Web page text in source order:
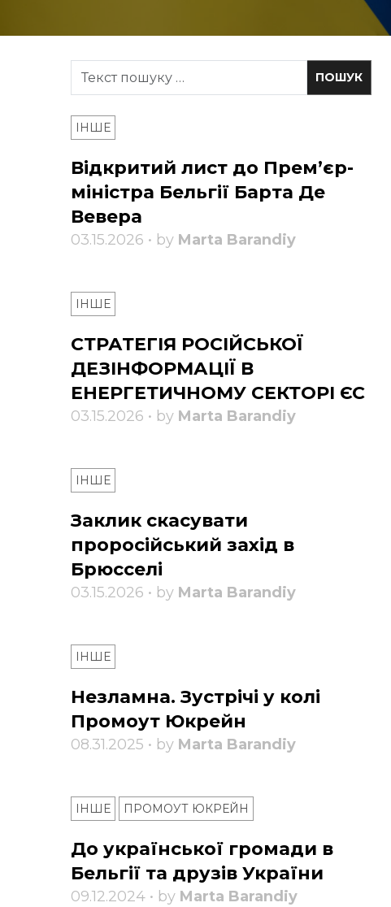
ІНШЕ
Відкритий лист до Прем’єр-
міністра Бельгії Барта Де
Вевера
03.15.2026 • by Marta Barandiy
ІНШЕ
СТРАТЕГІЯ РОСІЙСЬКОЇ
ДЕЗІНФОРМАЦІЇ В
ЕНЕРГЕТИЧНОМУ СЕКТОРІ ЄС
03.15.2026 • by Marta Barandiy
ІНШЕ
Заклик скасувати
проросійський захід в
Брюсселі
03.15.2026 • by Marta Barandiy
ІНШЕ
Незламна. Зустрічі у колі
Промоут Юкрейн
08.31.2025 • by Marta Barandiy
ІНШЕ ПРОМОУТ ЮКРЕЙН
До української громади в
Бельгії та друзів України
09.12.2024 • by Marta Barandiy